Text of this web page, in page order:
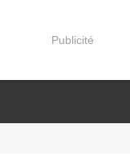
Publicité